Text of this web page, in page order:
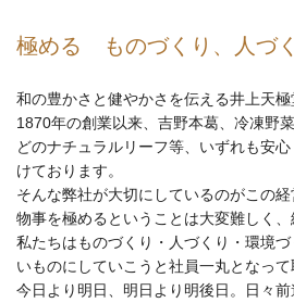
極める ものづくり、人づ
和の豊かさと健やかさを伝える井上天極
1870年の創業以来、吉野本葛、冷凍野
どのナチュラルリーフ等、いずれも安
けております。
そんな弊社が大切にしているのがこの経
物事を極めるということは大変難しく、
私たちはものづくり・人づくり・環境
いものにしていこうと社員一丸となって
今日より明日、明日より明後日。日々